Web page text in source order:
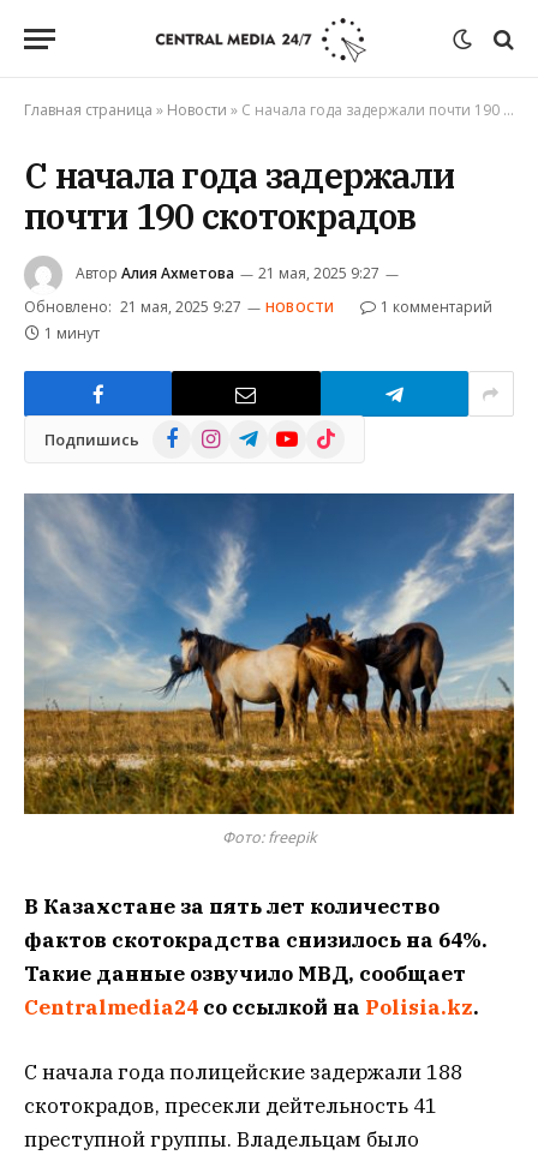
Главная страница » Новости » С начала года задержали почти 190 скотокрадов
С начала года задержали
почти 190 скотокрадов
Автор Алия Ахметова
21 мая, 2025 9:27
Обновлено: 21 мая, 2025 9:27 НОВОСТИ
1 комментарий
1 минут
Подпишись FacebookInstagramTelegramYouTube
TikTok
Фото: freepik
В Казахстане за пять лет количество
фактов скотокрадства снизилось на 64%.
Такие данные озвучило МВД, сообщает
Centralmedia24 со ссылкой на Polisia.kz.
С начала года полицейские задержали 188
скотокрадов, пресекли дейтельность 41
преступной группы. Владельцам было